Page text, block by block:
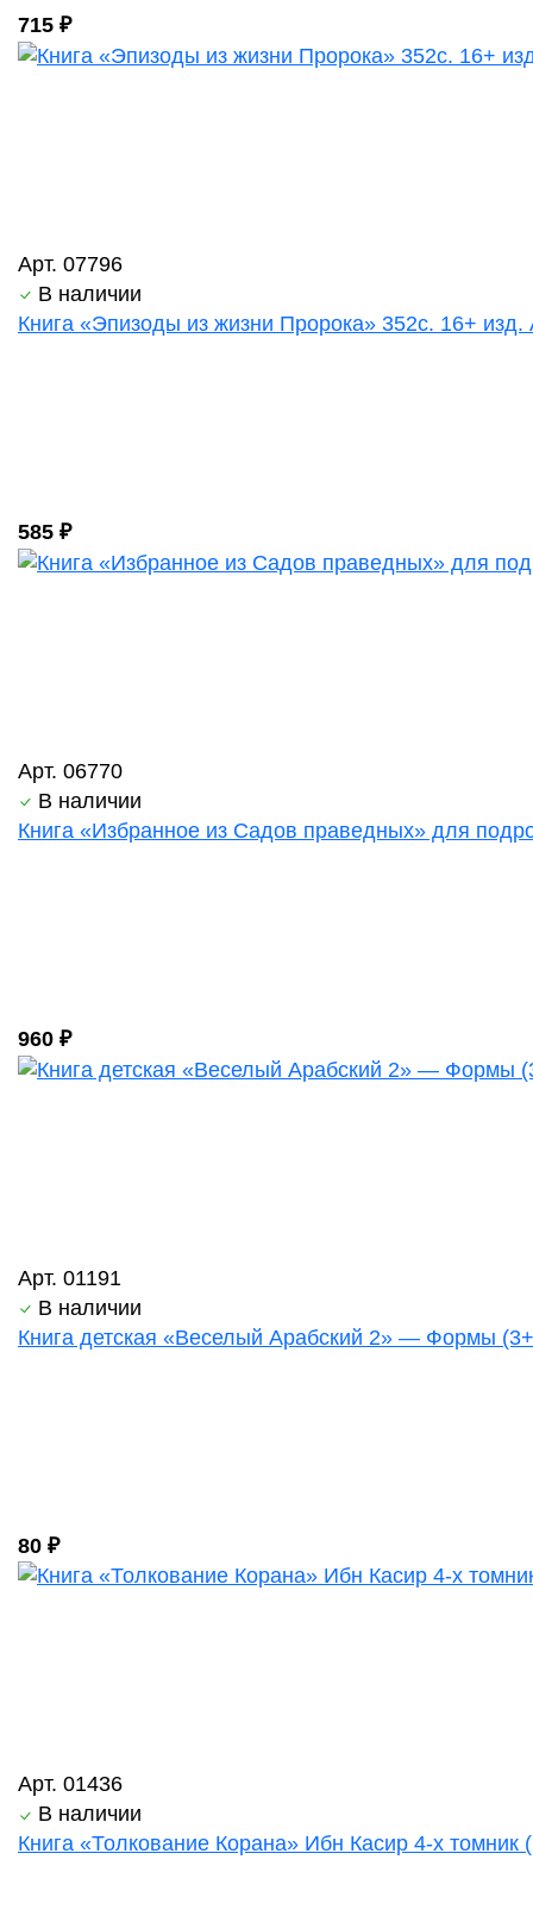
715 ₽
Арт. 07796
В наличии
Книга «Эпизоды из жизни Пророка» 352с. 16+
585 ₽
Арт. 06770
В наличии
Книга «Избранное из Садов праведных» для
960 ₽
Арт. 01191
В наличии
Книга детская «Веселый Арабский 2» — Формы
80 ₽
Арт. 01436
В наличии
Книга «Толкование Корана» Ибн Касир 4-х